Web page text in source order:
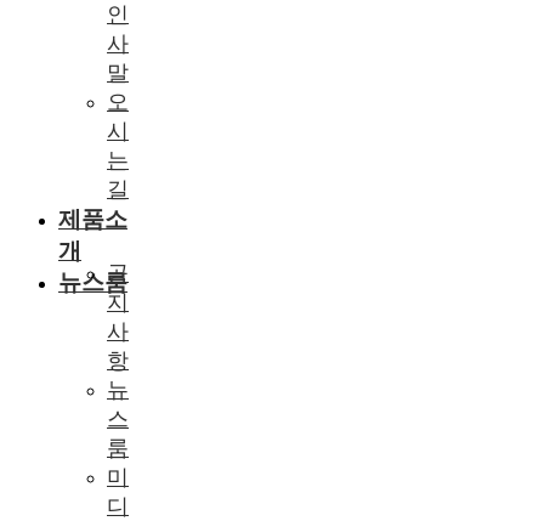
인
사
말
오
시
는
길
제품소
개
뉴스룸
공
지
사
항
뉴
스
룸
미
디